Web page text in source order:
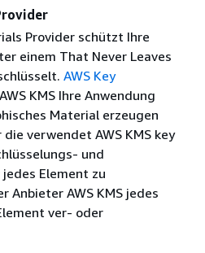
Provider schützt Ihre
einem That Never Leaves
AWS Key
AWS KMS Ihre Anwendung
Material erzeugen
verwendet AWS KMS key
und
Element zu
Anbieter AWS KMS jedes
ver- oder